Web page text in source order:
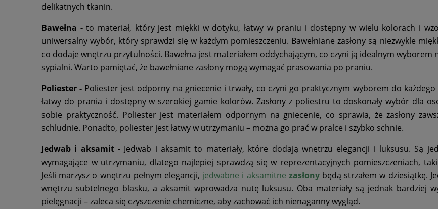
delikatnych tkanin.
Bawełna -to materiał, który jest miękki w dotyku, łatwy w praniu i dostępny w wielu kolorach i
uniwersalny wybór, który sprawdzi się w każdym pomieszczeniu. Bawełniane zasłony są niezwykle
co dodaje wnętrzu przytulności. Bawełna jest materiałem oddychającym, co czyni ją idealnym wyborem
sypialni. Warto pamiętać, że bawełniane zasłony mogą wymagać prasowania po praniu.
Poliester - Poliester jest odporny na gniecenie i trwały, co czyni go praktycznym wyborem do każdego
łatwy do prania i dostępny w szerokiej gamie kolorów. Zasłony z poliestru to doskonały wybór dla
sobie praktyczność. Poliester jest materiałem odpornym na gniecenie, co sprawia, że zasłony
schludnie. Ponadto, poliester jest łatwy w utrzymaniu – można go prać w pralce i szybko schnie.
Jedwab i aksamit - Jedwab i aksamit to materiały, które dodają wnętrzu elegancji i luksusu. Są
wymagające w utrzymaniu, dlatego najlepiej sprawdzą się w reprezentacyjnych pomieszczeniach,
Jeśli marzysz o wnętrzu pełnym elegancji, jedwabne i aksamitne zasłony będą strzałem w dziesiątkę.
wnętrzu subtelnego blasku, a aksamit wprowadza nutę luksusu. Oba materiały są jednak bardziej
pielęgnacji – zaleca się czyszczenie chemiczne, aby zachować ich nienaganny wygląd.